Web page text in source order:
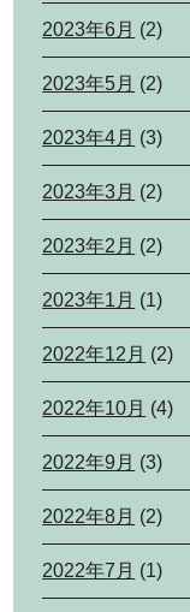
2023年6月 (2)
2023年5月 (2)
2023年4月 (3)
2023年3月 (2)
2023年2月 (2)
2023年1月 (1)
2022年12月 (2)
2022年10月 (4)
2022年9月 (3)
2022年8月 (2)
2022年7月 (1)